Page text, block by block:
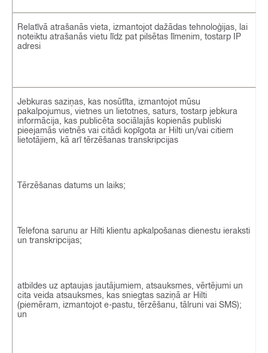
Relatīvā atrašanās vieta, izmantojot dažādas tehnoloģijas, lai
noteiktu atrašanās vietu līdz pat pilsētas līmenim, tostarp IP
adresi
Jebkuras saziņas, kas nosūtīta, izmantojot mūsu
pakalpojumus, vietnes un lietotnes, saturs, tostarp jebkura
informācija, kas publicēta sociālajās kopienās publiski
pieejamās vietnēs vai citādi kopīgota ar Hilti un/vai citiem
lietotājiem, kā arī tērzēšanas transkripcijas
Tērzēšanas datums un laiks;
Telefona sarunu ar Hilti klientu apkalpošanas dienestu ieraksti
un transkripcijas;
atbildes uz aptaujas jautājumiem, atsauksmes, vērtējumi un
cita veida atsauksmes, kas sniegtas saziņā ar Hilti
(piemēram, izmantojot e-pastu, tērzēšanu, tālruni vai SMS);
un